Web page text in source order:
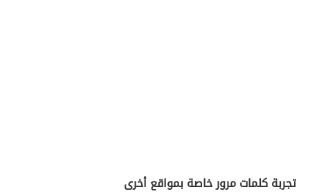
تجربة كلمات مرور خاصة بمواقع أخرى